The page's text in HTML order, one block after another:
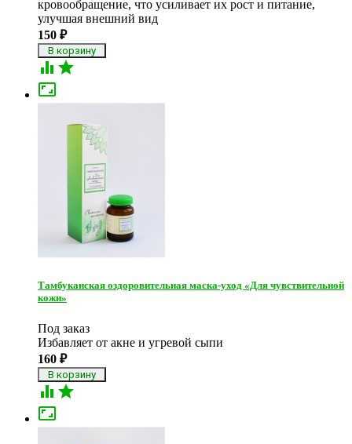
кровообращение, что усиливает их рост и питание,
улучшая внешний вид
150 ₽
 

Тамбуканская оздоровительная маска-уход «Для чувствительной
кожи»
Под заказ
Избавляет от акне и угревой сыпи
160 ₽
 
